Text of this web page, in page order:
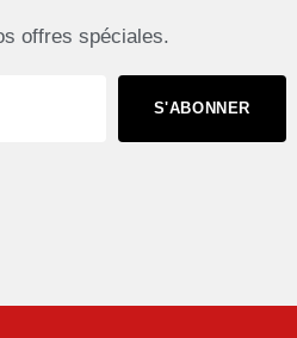
offres spéciales.
S'ABONNER